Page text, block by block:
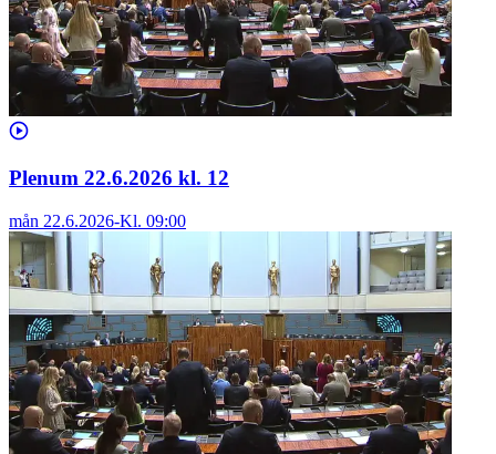
Plenum 22.6.2026 kl. 12
mån 22.6.2026-Kl. 09:00